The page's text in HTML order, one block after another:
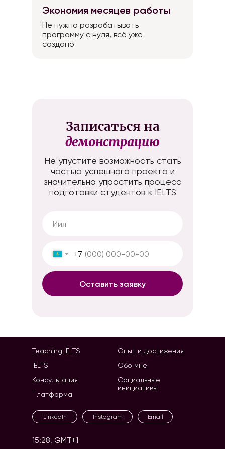
Экономия месяцев работы
Не нужно разрабатывать
программу с нуля, всё уже
создано
Записаться на
демонстрацию
Не упустите возможность стать
частью успешного проекта и
значительно упростить процесс
подготовки студентов к IELTS
+7
Оставить заявку
Teaching IELTS
IELTS
Консультация
Платформа
Опыт и достижения
Instagram
LinkedIn Email
Обо мне
Социальные
инициативы
15:28, GMT+1